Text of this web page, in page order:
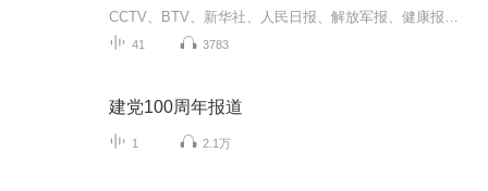
41 3783
建党100周年报道
1 2.1万